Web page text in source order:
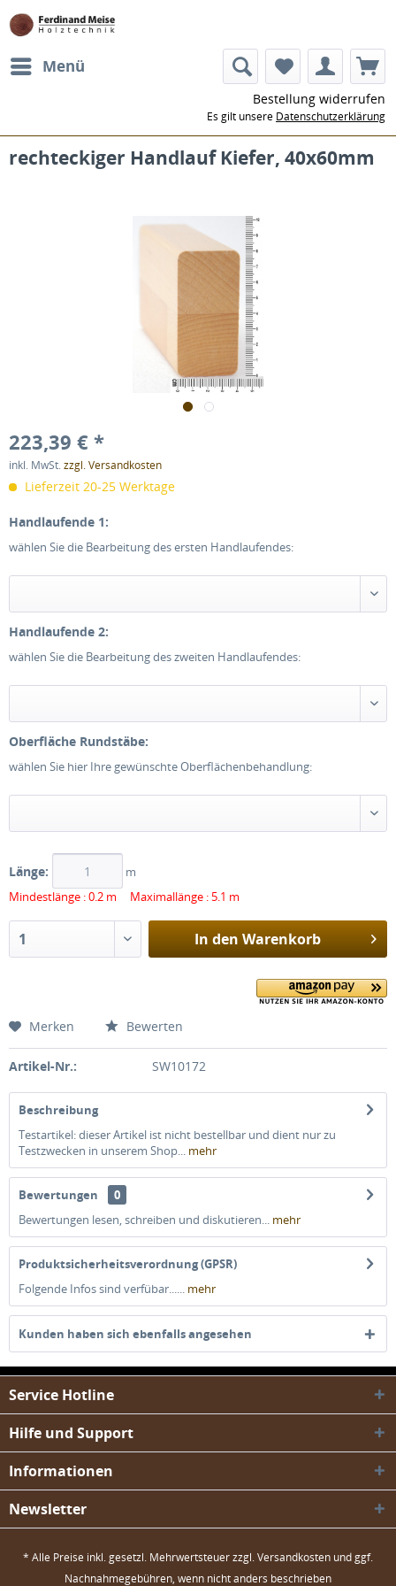
Menü
Bestellung widerrufen
Es gilt unsere Datenschutzerklärung
rechteckiger Handlauf Kiefer, 40x60mm
223,39 € *
inkl. MwSt.zzgl. Versandkosten
Lieferzeit 20-25 Werktage
Handlaufende 1:
wählen Sie die Bearbeitung des ersten Handlaufendes:
Handlaufende 2:
wählen Sie die Bearbeitung des zweiten Handlaufendes:
Oberfläche Rundstäbe:
wählen Sie hier Ihre gewünschte Oberflächenbehandlung:
Länge:
m
Mindestlänge : 0.2 m Maximallänge : 5.1 m
In den Warenkorb
Merken Bewerten
Artikel-Nr.: SW10172
Beschreibung
Testartikel: dieser Artikel ist nicht bestellbar und dient nur zu
Testzwecken in unserem Shop... mehr
Bewertungen
0
Bewertungen lesen, schreiben und diskutieren... mehr
Produktsicherheitsverordnung (GPSR)
Folgende Infos sind verfübar...... mehr
Kunden haben sich ebenfalls angesehen
Service Hotline
Hilfe und Support
Informationen
Newsletter
* Alle Preise inkl. gesetzl. Mehrwertsteuer zzgl.Versandkosten und ggf.
Nachnahmegebühren, wenn nicht anders beschrieben